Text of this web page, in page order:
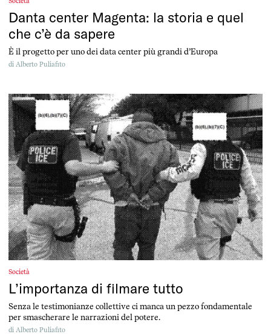
Danta center Magenta: la storia e quel
che c’è da sapere
È il progetto per uno dei data center più grandi d’Europa
di Alberto Puliafito
Società
L’importanza di filmare tutto
Senza le testimonianze collettive ci manca un pezzo fondamentale
per smascherare le narrazioni del potere.
di Alberto Puliafito